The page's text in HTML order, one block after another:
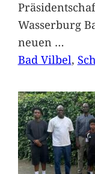
Wasserburg
neuen …
Bad Vilbel,